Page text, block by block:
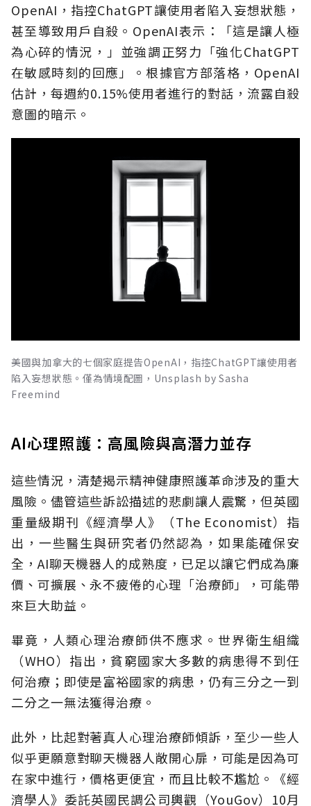
OpenAI，指控ChatGPT讓使用者陷入妄想狀態，
甚至導致用戶自殺。OpenAI表示：「這是讓人極
為心碎的情況，」並強調正努力「強化ChatGPT
在敏感時刻的回應」。根據官方部落格，OpenAI
估計，每週約0.15%使用者進行的對話，流露自殺
意圖的暗示。
美國與加拿大的七個家庭提告OpenAI，指控ChatGPT讓使用者
陷入妄想狀態。僅為情境配圖，Unsplash by Sasha
Freemind
AI心理照護：高風險與高潛力並存
這些情況，清楚揭示精神健康照護革命涉及的重大
風險。儘管這些訴訟描述的悲劇讓人震驚，但英國
重量級期刊《經濟學人》（The Economist）指
出，一些醫生與研究者仍然認為，如果能確保安
全，AI聊天機器人的成熟度，已足以讓它們成為廉
價、可擴展、永不疲倦的心理「治療師」，可能帶
來巨大助益。
畢竟，人類心理治療師供不應求。世界衛生組織
（WHO）指出，貧窮國家大多數的病患得不到任
何治療；即使是富裕國家的病患，仍有三分之一到
二分之一無法獲得治療。
此外，比起對著真人心理治療師傾訴，至少一些人
似乎更願意對聊天機器人敞開心扉，可能是因為可
在家中進行，價格更便宜，而且比較不尷尬。《經
濟學人》委託英國民調公司輿觀（YouGov）10月